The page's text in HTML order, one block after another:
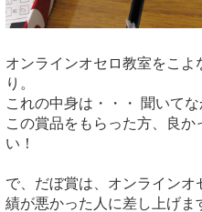
オンラインオセロ教室をこよ
り。
これの中身は・・・ 聞いてな
この賞品をもらった方、良
い！
で、だぼ賞は、オンライン
績が悪かった人に差し上げま